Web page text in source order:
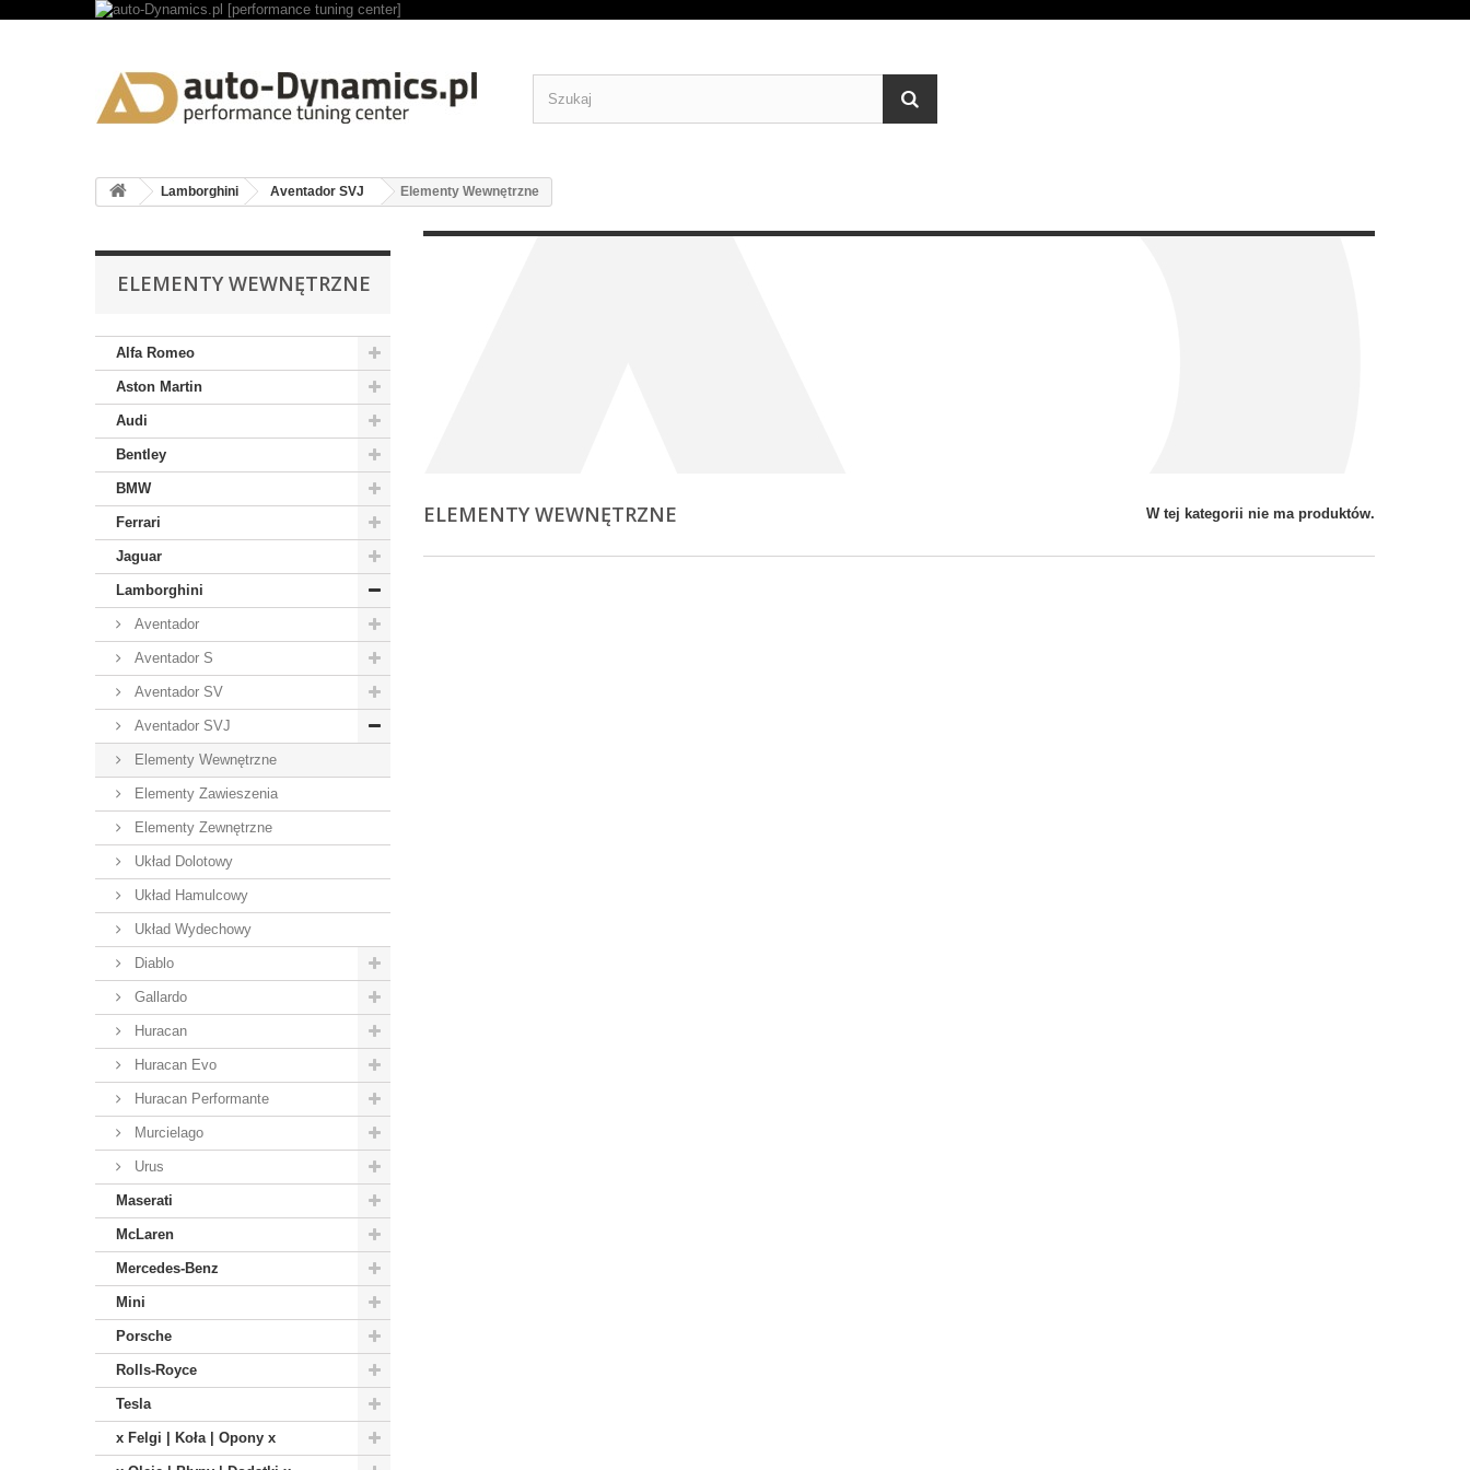
Lamborghini Aventador SVJ Elementy Wewnętrzne
ELEMENTY WEWNĘTRZNE
Alfa Romeo
Aston Martin
Audi
Bentley
BMW
Ferrari
Jaguar
Lamborghini
Aventador
Aventador S
Aventador SV
Aventador SVJ
Elementy Wewnętrzne
Elementy Zawieszenia
Elementy Zewnętrzne
Układ Dolotowy
Układ Hamulcowy
Układ Wydechowy
Diablo
Gallardo
Huracan
Huracan Evo
Huracan Performante
Murcielago
Urus
Maserati
McLaren
Mercedes-Benz
Mini
Porsche
Rolls-Royce
Tesla
x Felgi | Koła | Opony x
ELEMENTY WEWNĘTRZNE W tej kategorii nie ma produktów.